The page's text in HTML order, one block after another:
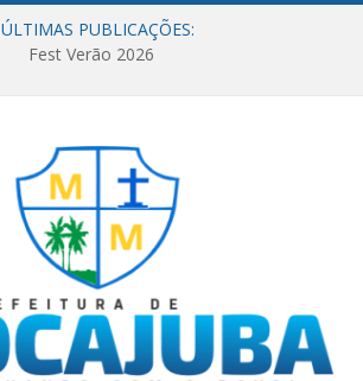
ÚLTIMAS PUBLICAÇÕES:
Fest Verão 2026